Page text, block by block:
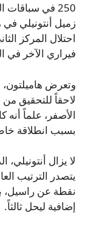
250 في
زميل أنتونيلي
احتلال المركز
فيراري الآخر في
وتعرض
لاحقاً للتحقيق
الأصفر، علماً
بسبب انطلاقة
لا يزال
نقطة عن راسيل،
إضافية ليحل ثالثاً.